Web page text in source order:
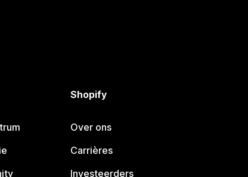
Shopify
Over ons
Carrières
Investeerders